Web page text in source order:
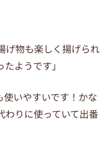
げ物も楽しく揚げられ
ようです」
使いやすいです！かな
わりに使っていて出番